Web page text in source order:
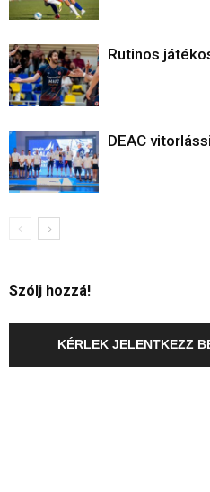
Rutinos
DEAC
Szólj hozzá!
KÉRLEK JELENTKEZZ